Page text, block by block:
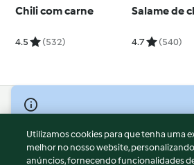
Chili com carne
4.5 (532)
Salame de
4.7 (540)
© Copyright 2026
Termos de Utilização
Aviso sobre Proteção de Dados
Utilizamos cookies para que tenha uma
melhor no nosso website,
anúncios, fornecendo funcionalidades